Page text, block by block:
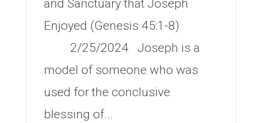
and Sanctuary that Joseph
Enjoyed (Genesis 45:1-8)
2/25/2024 Joseph is a
model of someone who was
used for the conclusive
blessing of...